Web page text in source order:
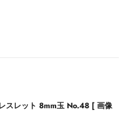
スレット 8mm玉 No.48 [ 画像